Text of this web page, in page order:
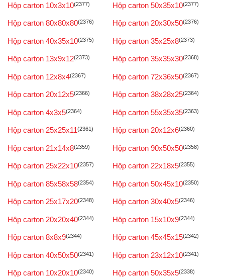
Hộp carton 10x3x10(2377) Hộp carton 50x35x10(2377)
Hộp carton 80x80x80(2376) Hộp carton 20x30x50(2376)
Hộp carton 40x35x10(2375) Hộp carton 35x25x8(2373)
Hộp carton 13x9x12(2373) Hộp carton 35x35x30(2368)
Hộp carton 12x8x4(2367) Hộp carton 72x36x50(2367)
Hộp carton 20x12x5(2366) Hộp carton 38x28x25(2364)
Hộp carton 4x3x5(2364) Hộp carton 55x35x35(2363)
Hộp carton 25x25x11(2361) Hộp carton 20x12x6(2360)
Hộp carton 21x14x8(2359) Hộp carton 90x50x50(2358)
Hộp carton 25x22x10(2357) Hộp carton 22x18x5(2355)
Hộp carton 85x58x58(2354) Hộp carton 50x45x10(2350)
Hộp carton 25x17x20(2348) Hộp carton 30x40x5(2346)
Hộp carton 20x20x40(2344) Hộp carton 15x10x9(2344)
Hộp carton 8x8x9(2344) Hộp carton 45x45x15(2342)
Hộp carton 40x50x50(2341) Hộp carton 23x12x10(2341)
Hộp carton 10x20x10(2340) Hộp carton 50x35x5(2338)